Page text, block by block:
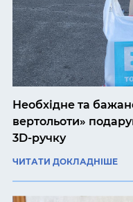
Необхідне та
вертольоти»
3D-ручку
ЧИТАТИ ДОКЛАДНІШЕ